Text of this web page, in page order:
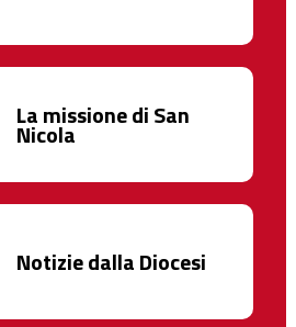
La missione di San
Nicola
Notizie dalla Diocesi